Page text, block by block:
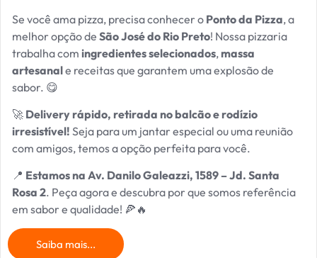
Se você ama pizza, precisa conhecer o Ponto da Pizza, a
melhor opção de São José do Rio Preto! Nossa pizzaria
trabalha com ingredientes selecionados, massa
artesanale receitas que garantem uma explosão de
sabor. 😋
🚀 Delivery rápido, retirada no balcão e rodízio
irresistível! Seja para um jantar especial ou uma reunião
com amigos, temos a opção perfeita para você.
📍 Estamos na Av. Danilo Galeazzi, 1589 – Jd. Santa
Rosa 2. Peça agora e descubra por que somos referência
em sabor e qualidade! 🍕🔥
Saiba mais...